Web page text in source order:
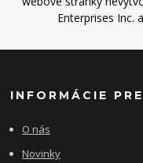
Enterprises Inc.
INFORMÁCIE
O nás
Novinky